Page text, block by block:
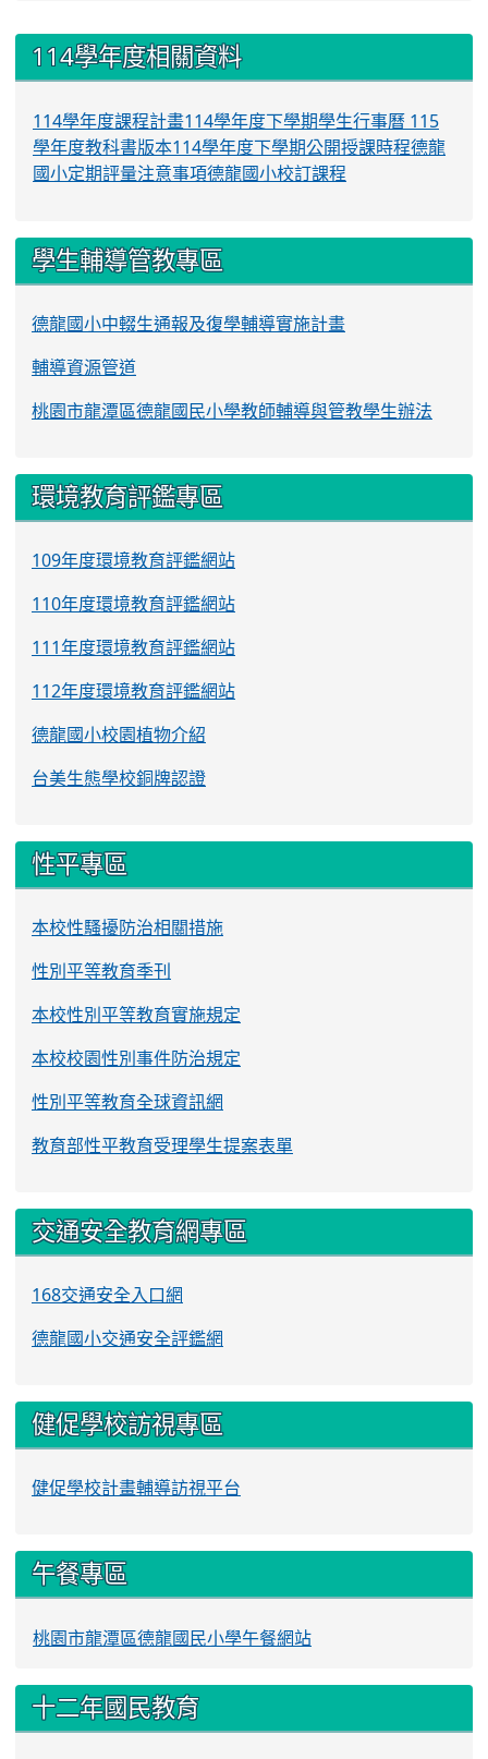
::: 114學年度相關資料
114學年度課程計畫114學年度下學期學生行事曆 115
學年度教科書版本114學年度下學期公開授課時程德龍
國小定期評量注意事項德龍國小校訂課程
學生輔導管教專區
德龍國小中輟生通報及復學輔導實施計畫
輔導資源管道
桃園市龍潭區德龍國民小學教師輔導與管教學生辦法
環境教育評鑑專區
109年度環境教育評鑑網站
110年度環境教育評鑑網站
111年度環境教育評鑑網站
112年度環境教育評鑑網站
德龍國小校園植物介紹
台美生態學校銅牌認證
性平專區
本校性騷擾防治相關措施
性別平等教育季刊
本校性別平等教育實施規定
本校校園性別事件防治規定
性別平等教育全球資訊網
教育部性平教育受理學生提案表單
交通安全教育網專區
168交通安全入口網
德龍國小交通安全評鑑網
健促學校訪視專區
健促學校計畫輔導訪視平台
午餐專區
桃園市龍潭區德龍國民小學午餐網站
十二年國民教育